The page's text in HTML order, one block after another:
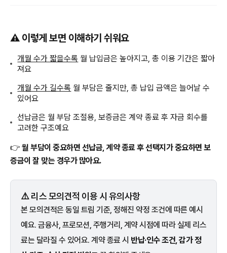
⚠️ 이렇게 보면 이해하기 쉬워요
개월 수가 짧을수록 월 납입금은 높아지고, 총 이용 기간은 짧아
져요
개월 수가 길수록 월 부담은 줄지만, 총 납입 금액은 늘어날 수
있어요
선납금은 월 부담 조절용, 보증금은 계약 종료 후 자금 회수를
고려한 구조예요
👉 월 부담이 중요하면 선납금, 계약 종료 후 선택지가 중요하면 보
증금이 잘 맞는 경우가 많아요.
⚠️ 리스 모의견적 이용 시 유의사항
본 모의견적은 동일 트림 기준, 정해진 약정 조건에 따른 예시
예요. 금융사, 프로모션, 주행거리, 계약 시점에 따라 실제 리스
료는 달라질 수 있어요. 계약 종료 시 반납·인수 조건, 감가 정